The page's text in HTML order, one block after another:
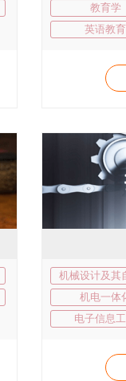
教育学
英语教育
机械设计及其
机电一体
电子信息